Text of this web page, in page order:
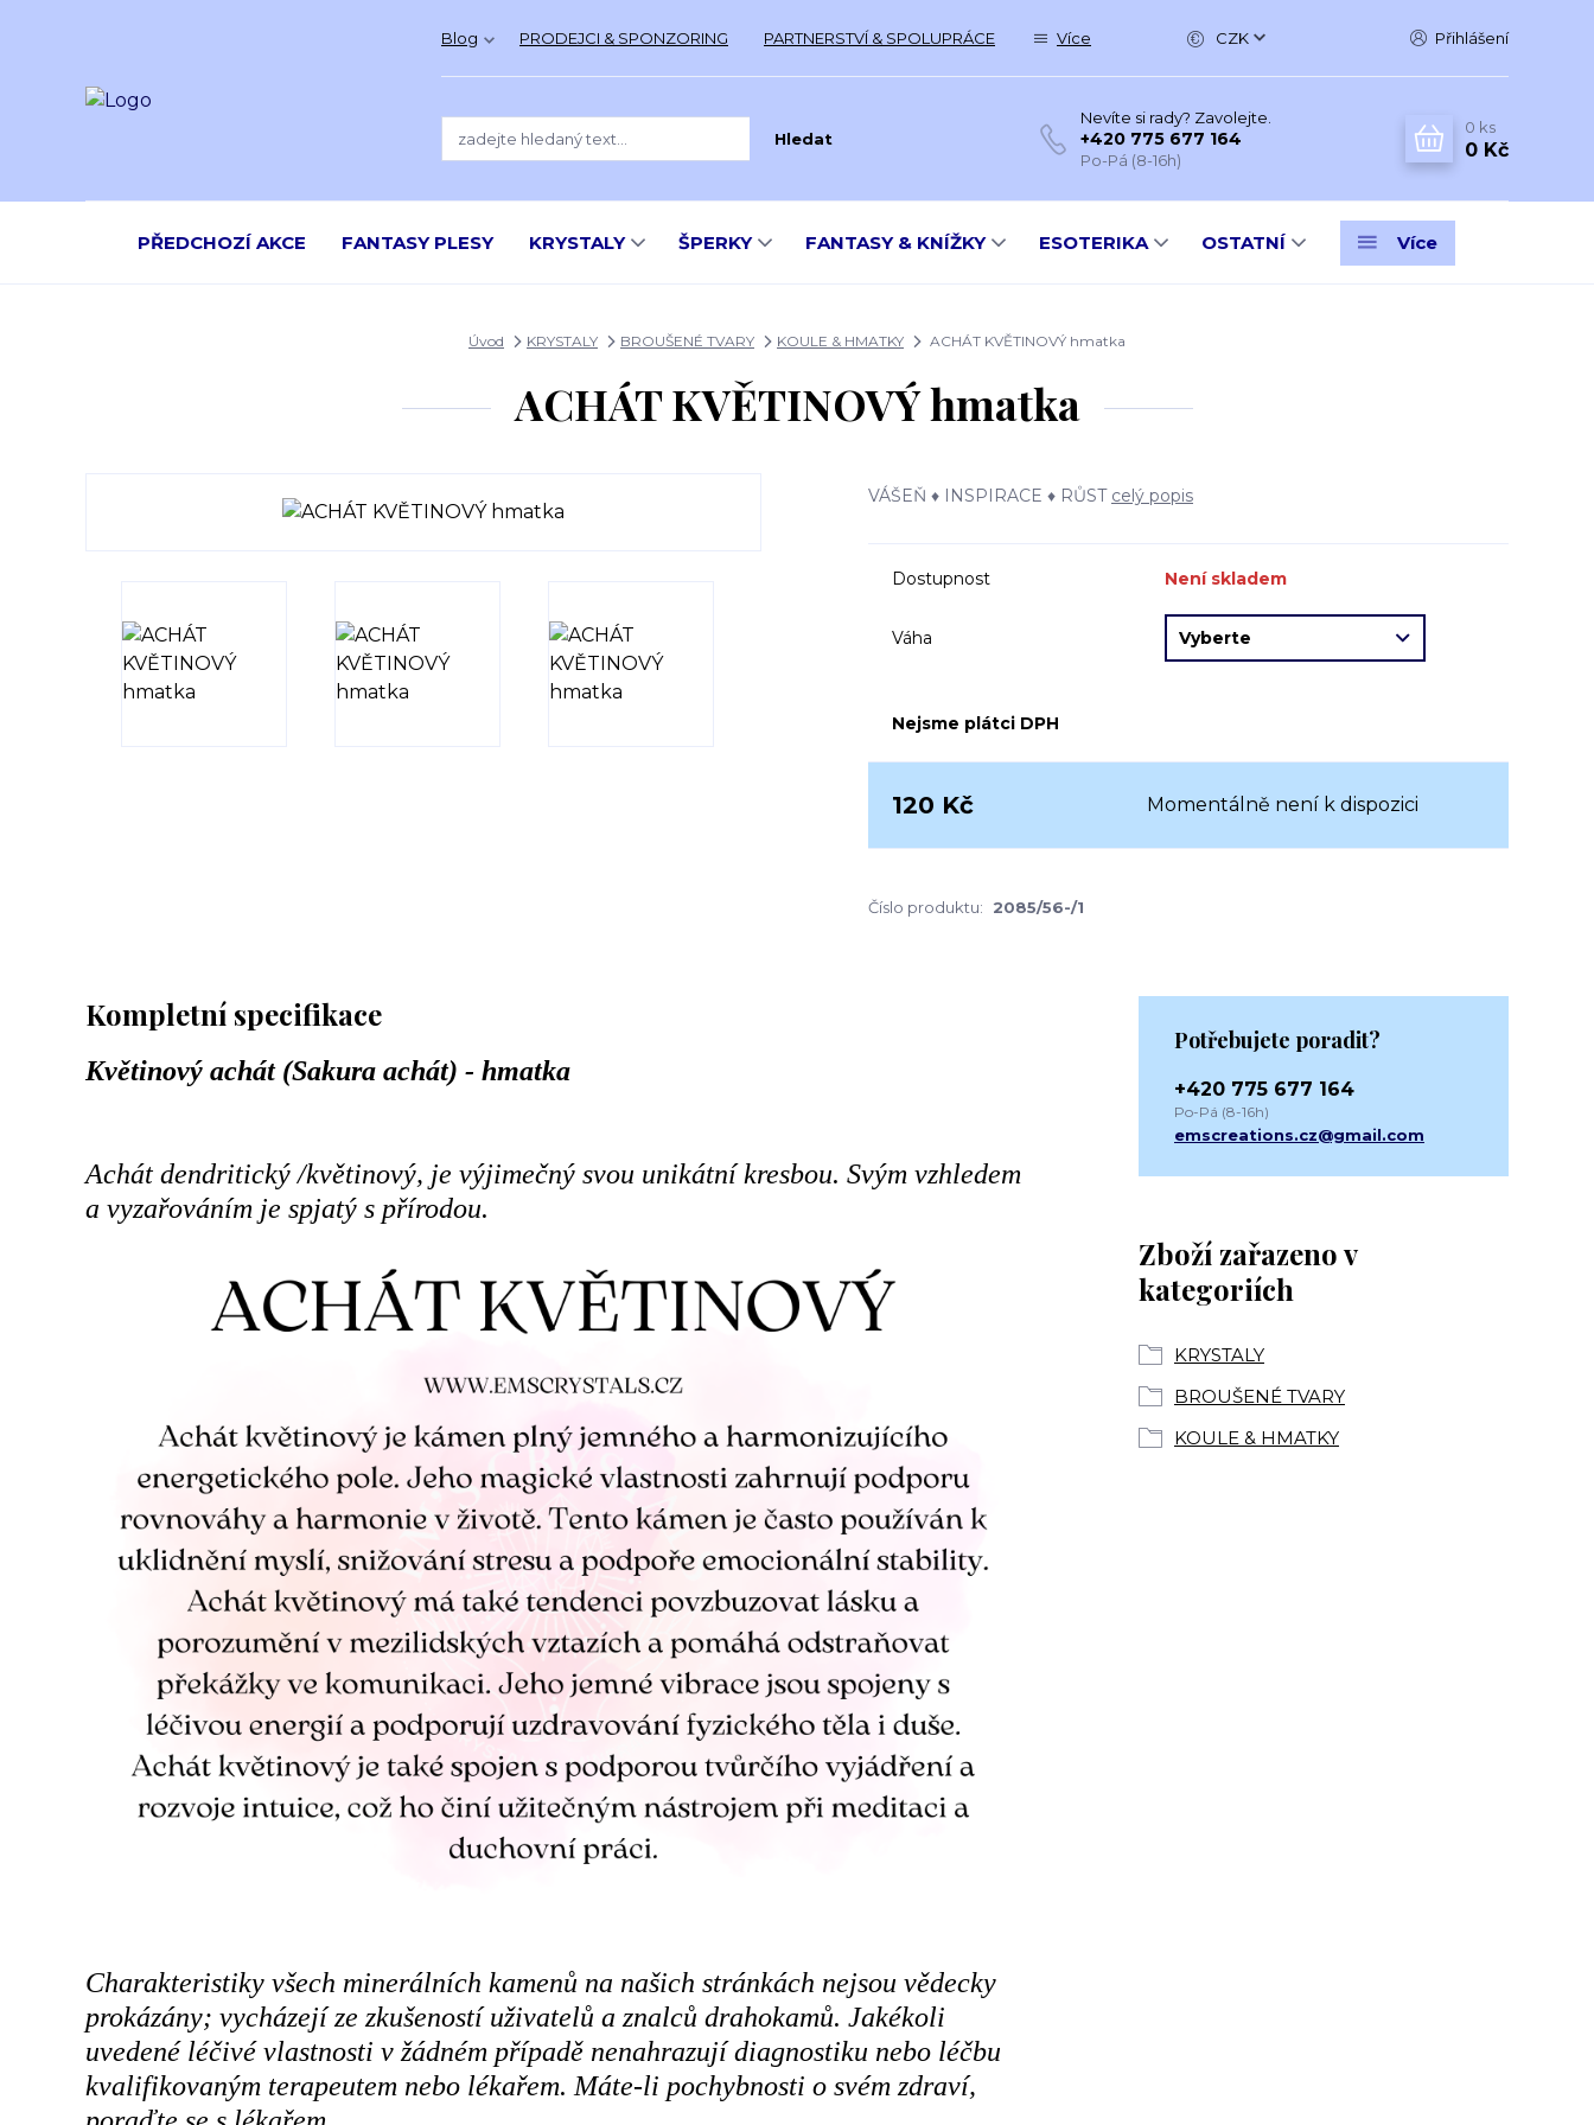
Blog PRODEJCI & SPONZORING PARTNERSTVÍ & SPOLUPRÁCE Více CZK Přihlášení
Hledat
Nevíte si rady? Zavolejte.
+420 775 677 164
Po-Pá (8-16h)
0 ks
0 Kč
PŘEDCHOZÍ AKCE FANTASY PLESY KRYSTALY ŠPERKY FANTASY & KNÍŽKY ESOTERIKA OSTATNÍ Více
Úvod KRYSTALY BROUŠENÉ TVARY KOULE & HMATKY ACHÁT KVĚTINOVÝ hmatka
ACHÁT KVĚTINOVÝ hmatka
VÁŠEŇ ♦ INSPIRACE ♦ RŮST celý popis
Dostupnost Není skladem
Váha
Nejsme plátci DPH
120 Kč Momentálně není k dispozici
Číslo produktu: 2085/56-/1
Kompletní specifikace
Květinový achát (Sakura achát) - hmatka
Achát dendritický /květinový, je výjimečný svou unikátní kresbou. Svým vzhledem
a vyzařováním je spjatý s přírodou.
Charakteristiky všech minerálních kamenů na našich stránkách nejsou vědecky
prokázány; vycházejí ze zkušeností uživatelů a znalců drahokamů. Jakékoli
uvedené léčivé vlastnosti v žádném případě nenahrazují diagnostiku nebo léčbu
kvalifikovaným terapeutem nebo lékařem. Máte-li pochybnosti o svém zdraví,
Zboží zařazeno v
kategoriích
KRYSTALY
BROUŠENÉ TVARY
KOULE & HMATKY
Potřebujete poradit?
+420 775 677 164
Po-Pá (8-16h)
emscreations.cz@gmail.com